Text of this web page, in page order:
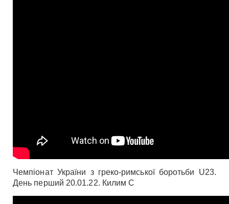
Чемпіонат України з греко-римської боротьби U23.
День перший 20.01.22. Килим С